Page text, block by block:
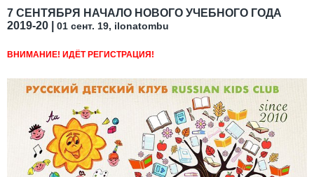
7 СЕНТЯБРЯ НАЧАЛО НОВОГО УЧЕБНОГО ГОДА
2019-20 | 01 сент. 19, ilonatombu
ВНИМАНИЕ! ИДЁТ РЕГИСТРАЦИЯ!